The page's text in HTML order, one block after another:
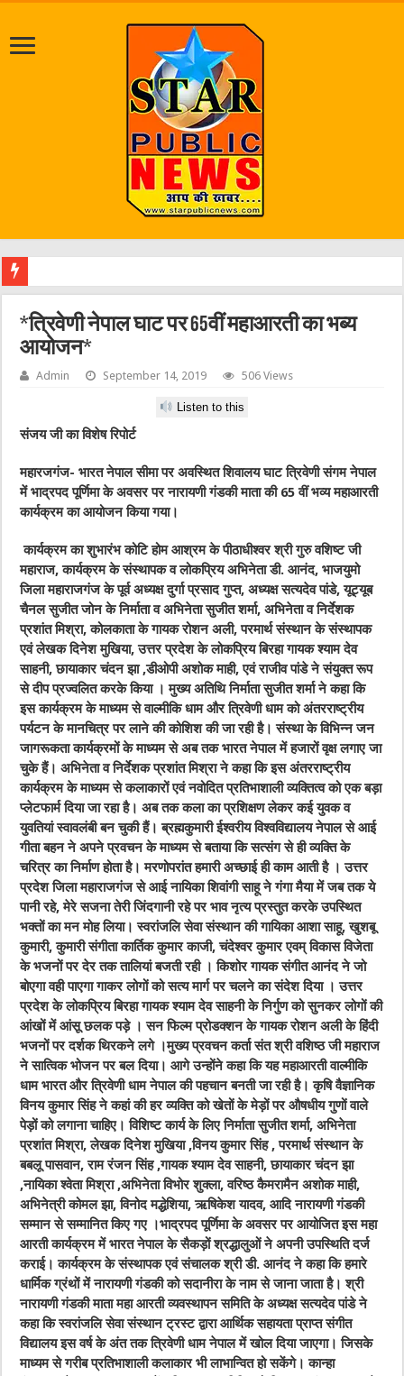
*त्रिवेणी नेपाल घाट पर 65वीं महाआरती का भब्य
आयोजन*
Admin September 14, 2019 506 Views
Listen to this
संजय जी का विशेष रिपोर्ट
महारजगंज- भारत नेपाल सीमा पर अवस्थित शिवालय घाट त्रिवेणी संगम नेपाल
में भाद्रपद पूर्णिमा के अवसर पर नारायणी गंडकी माता की 65 वीं भव्य महाआरती
कार्यक्रम का आयोजन किया गया।
कार्यक्रम का शुभारंभ कोटि होम आश्रम के पीठाधीश्वर श्री गुरु वशिष्ट जी
महाराज, कार्यक्रम के संस्थापक व लोकप्रिय अभिनेता डी. आनंद, भाजयुमो
जिला महाराजगंज के पूर्व अध्यक्ष दुर्गा प्रसाद गुप्त, अध्यक्ष सत्यदेव पांडे, यूट्यूब
चैनल सुजीत जोन के निर्माता व अभिनेता सुजीत शर्मा, अभिनेता व निर्देशक
प्रशांत मिश्रा, कोलकाता के गायक रोशन अली, परमार्थ संस्थान के संस्थापक
एवं लेखक दिनेश मुखिया, उत्तर प्रदेश के लोकप्रिय बिरहा गायक श्याम देव
साहनी, छायाकार चंदन झा ,डीओपी अशोक माही, एवं राजीव पांडे ने संयुक्त रूप
से दीप प्रज्वलित करके किया । मुख्य अतिथि निर्माता सुजीत शर्मा ने कहा कि
इस कार्यक्रम के माध्यम से वाल्मीकि धाम और त्रिवेणी धाम को अंतरराष्ट्रीय
पर्यटन के मानचित्र पर लाने की कोशिश की जा रही है। संस्था के विभिन्न जन
जागरूकता कार्यक्रमों के माध्यम से अब तक भारत नेपाल में हजारों वृक्ष लगाए जा
चुके हैं। अभिनेता व निर्देशक प्रशांत मिश्रा ने कहा कि इस अंतरराष्ट्रीय
कार्यक्रम के माध्यम से कलाकारों एवं नवोदित प्रतिभाशाली व्यक्तित्व को एक बड़ा
प्लेटफार्म दिया जा रहा है। अब तक कला का प्रशिक्षण लेकर कई युवक व
युवतियां स्वावलंबी बन चुकी हैं। ब्रह्मकुमारी ईश्वरीय विश्वविद्यालय नेपाल से आई
गीता बहन ने अपने प्रवचन के माध्यम से बताया कि सत्संग से ही व्यक्ति के
चरित्र का निर्माण होता है। मरणोपरांत हमारी अच्छाई ही काम आती है । उत्तर
प्रदेश जिला महाराजगंज से आई नायिका शिवांगी साहू ने गंगा मैया में जब तक ये
पानी रहे, मेरे सजना तेरी जिंदगानी रहे पर भाव नृत्य प्रस्तुत करके उपस्थित
भक्तों का मन मोह लिया। स्वरांजलि सेवा संस्थान की गायिका आशा साहू, खुशबू
कुमारी, कुमारी संगीता कार्तिक कुमार काजी, चंदेश्वर कुमार एवम् विकास विजेता
के भजनों पर देर तक तालियां बजती रही । किशोर गायक संगीत आनंद ने जो
बोएगा वही पाएगा गाकर लोगों को सत्य मार्ग पर चलने का संदेश दिया । उत्तर
प्रदेश के लोकप्रिय बिरहा गायक श्याम देव साहनी के निर्गुण को सुनकर लोगों की
आंखों में आंसू छलक पड़े । सन फिल्म प्रोडक्शन के गायक रोशन अली के हिंदी
भजनों पर दर्शक थिरकने लगे ।मुख्य प्रवचन कर्ता संत श्री वशिष्ठ जी महाराज
ने सात्विक भोजन पर बल दिया। आगे उन्होंने कहा कि यह महाआरती वाल्मीकि
धाम भारत और त्रिवेणी धाम नेपाल की पहचान बनती जा रही है। कृषि वैज्ञानिक
विनय कुमार सिंह ने कहां की हर व्यक्ति को खेतों के मेड़ों पर औषधीय गुणों वाले
पेड़ों को लगाना चाहिए। विशिष्ट कार्य के लिए निर्माता सुजीत शर्मा, अभिनेता
प्रशांत मिश्रा, लेखक दिनेश मुखिया ,विनय कुमार सिंह , परमार्थ संस्थान के
बबलू पासवान, राम रंजन सिंह ,गायक श्याम देव साहनी, छायाकार चंदन झा
,नायिका श्वेता मिश्रा ,अभिनेता विभोर शुक्ला, वरिष्ठ कैमरामैन अशोक माही,
अभिनेत्री कोमल झा, विनोद मद्धेशिया, ऋषिकेश यादव, आदि नारायणी गंडकी
सम्मान से सम्मानित किए गए ।भाद्रपद पूर्णिमा के अवसर पर आयोजित इस महा
आरती कार्यक्रम में भारत नेपाल के सैकड़ों श्रद्धालुओं ने अपनी उपस्थिति दर्ज
कराई। कार्यक्रम के संस्थापक एवं संचालक श्री डी. आनंद ने कहा कि हमारे
धार्मिक ग्रंथों में नारायणी गंडकी को सदानीरा के नाम से जाना जाता है। श्री
नारायणी गंडकी माता महा आरती व्यवस्थापन समिति के अध्यक्ष सत्यदेव पांडे ने
कहा कि स्वरांजलि सेवा संस्थान ट्रस्ट द्वारा आर्थिक सहायता प्राप्त संगीत
विद्यालय इस वर्ष के अंत तक त्रिवेणी धाम नेपाल में खोल दिया जाएगा। जिसके
माध्यम से गरीब प्रतिभाशाली कलाकार भी लाभान्वित हो सकेंगे। कान्हा